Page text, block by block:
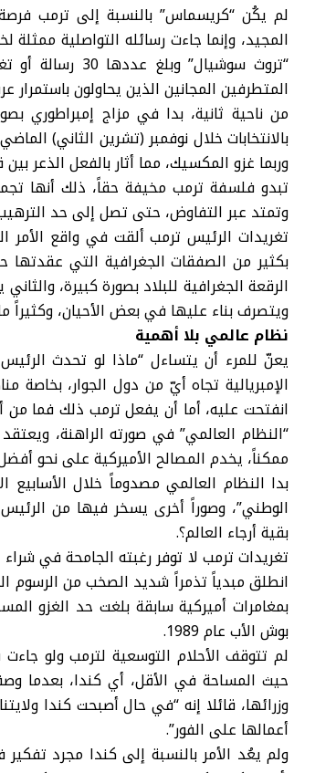
لم يكُن “كريسماس” بالنسبة إلى ترمب فرصة
المجيد، وإنما جاءت رسائله التواصلية
“تروث
المتطرفين المجانين الذين يحاولون باستمرار
من ناحية ثانية، بدا في مزاج إمبراطوري
بالانتخابات خلال نوفمبر (تشرين الثاني)
وربما غزو المكسيك، مما أثار بالفعل الذعر
تبدو فلسفة ترمب مخيفة حقاً، ذلك أنها
وتمتد عبر التفاوض، حتى تصل إلى حد
تغريدات الرئيس ترمب ألقت في واقع الأمر
الرقعة الجغرافية للبلاد بصورة كبيرة،
ويتصرف بناء عليها في بعض الأحيان، وكثيراً
نظام عالمي بلا أهمية
يعنّ للمرء أن يتساءل “ماذا لو تحدث
الإمبريالية تجاه أيّ من دول الجوار، بخاصة
انفتحت عليه، أما أن يفعل ترمب ذلك فما من
“النظام العالمي” في صورته الراهنة،
ممكناً، يخدم المصالح الأميركية على نحو
بدا النظام العالمي مصدوماً خلال
الوطني”، وصوراً أخرى يسخر فيها من
بقية أرجاء العالم؟.
تغريدات ترمب لا توفر رغبته الجامحة في
انطلق مبدياً تذمراً شديد الصخب من الرسوم
بمغامرات أميركية سابقة بلغت حد الغزو
بوش الأب عام 1989.
لم تتوقف الأحلام التوسعية لترمب ولو
حيث المساحة في الأقل، أي كندا، بعدما
أعمالها على الفور”.
ولم يعُد الأمر بالنسبة إلى كندا مجرد